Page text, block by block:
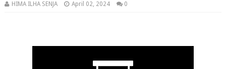
HIMA ILHA SENJA April 02, 2024 0